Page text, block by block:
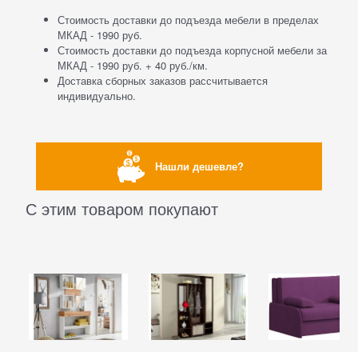
Стоимость доставки до подъезда мебели в пределах
МКАД - 1990 руб.
Стоимость доставки до подъезда корпусной мебели за
МКАД - 1990 руб. + 40 руб./км.
Доставка сборных заказов рассчитывается
индивидуально.
Нашли дешевле?
С этим товаром покупают